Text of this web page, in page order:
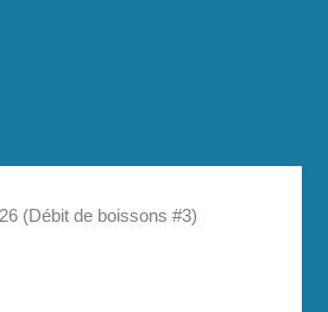
(Débit de boissons #3)